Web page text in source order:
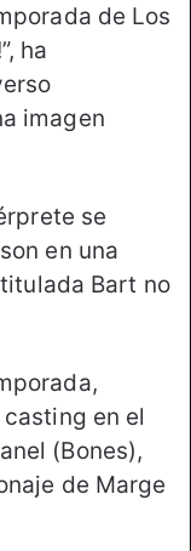
de Los
ha
imagen
se
en una
Bart no
en el
(Bones),
de Marge